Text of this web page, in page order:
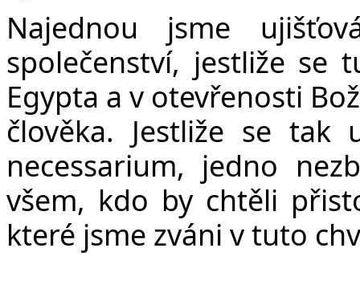
Najednou jsme
společenství, jestliže se
Egypta a v otevřenosti
člověka. Jestliže se tak
necessarium, jedno
všem, kdo by chtěli
které jsme zváni v tuto